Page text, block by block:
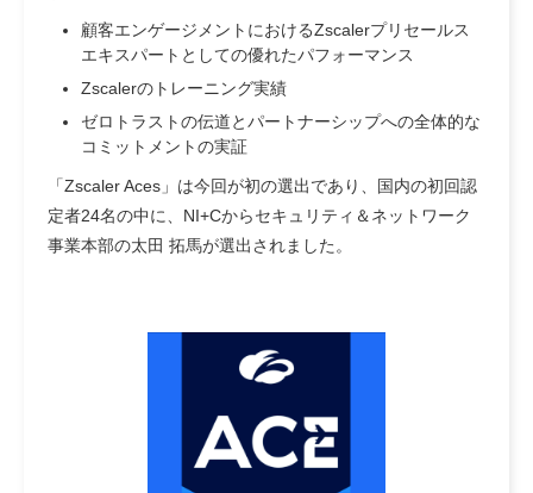
顧客エンゲージメントにおけるZscalerプリセールス
エキスパートとしての優れたパフォーマンス
Zscalerのトレーニング実績
ゼロトラストの伝道とパートナーシップへの全体的な
コミットメントの実証
「Zscaler Aces」は今回が初の選出であり、国内の初回認
定者24名の中に、NI+Cからセキュリティ＆ネットワーク
事業本部の太田 拓馬が選出されました。